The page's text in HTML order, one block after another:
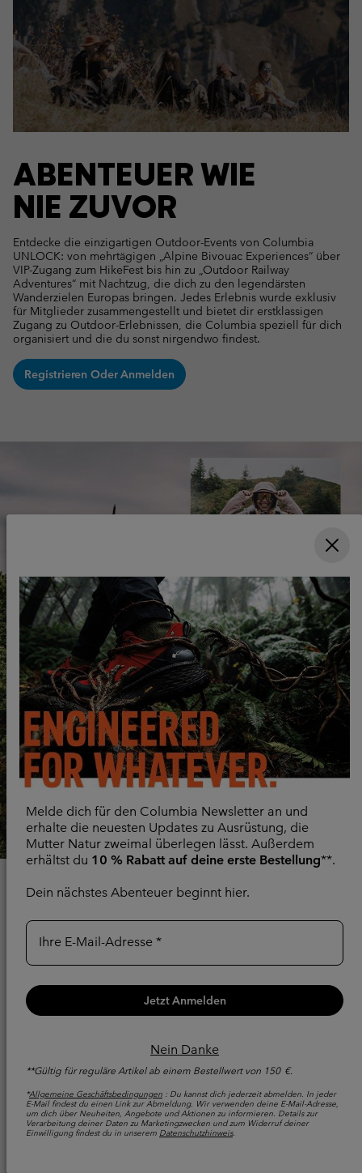
Melde dich für den Columbia Newsletter an und
erhalte die neuesten Updates zu Ausrüstung, die
Mutter Natur zweimal überlegen lässt. Außerdem
erhältst du 10 % Rabatt auf deine erste Bestellung**.
Dein nächstes Abenteuer beginnt hier.
Ihre E-Mail-Adresse
Jetzt Anmelden
Nein Danke
**Gültig für reguläre Artikel ab einem Bestellwert von 150 €.
*Allgemeine Geschäftsbedingungen : Du kannst dich jederzeit abmelden. In jeder
E-Mail findest du einen Link zur Abmeldung. Wir verwenden deine E-Mail-Adresse,
um dich über Neuheiten, Angebote und Aktionen zu informieren. Details zur
Verarbeitung deiner Daten zu Marketingzwecken und zum Widerruf deiner
Einwilligung findest du in unserem Datenschutzhinweis.
ABENTEUER WIE
NIE ZUVOR
Entdecke die einzigartigen Outdoor-Events von Columbia
UNLOCK: von mehrtägigen „Alpine Bivouac Experiences“ über
VIP-Zugang zum HikeFest bis hin zu „Outdoor Railway
Adventures“ mit Nachtzug, die dich zu den legendärsten
Wanderzielen Europas bringen. Jedes Erlebnis wurde exklusiv
für Mitglieder zusammengestellt und bietet dir erstklassigen
Zugang zu Outdoor-Erlebnissen, die Columbia speziell für dich
organisiert und die du sonst nirgendwo findest.
Registrieren Oder Anmelden
WARUM SOLLTEST DU
DICH BEIUNLOCK
VON COLUMBIA
ANMELDEN?
verbunden sein. Mit Columbia UNLOCK erhältst du
Zugang zu exklusiven Events, Angeboten nur für
personalisierten Vorteilen: einfach mehr von dem, was
du liebst – unlocked.